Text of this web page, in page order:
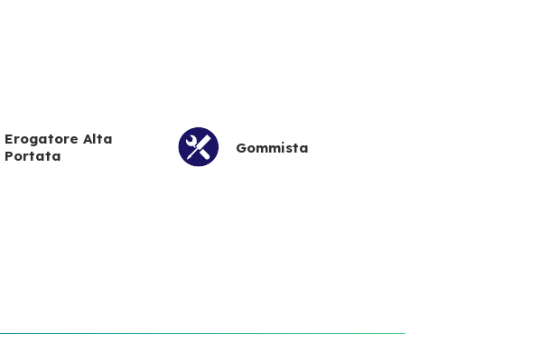
Erogatore Alta
Portata
Gommista